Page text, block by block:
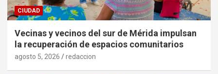
CIUDAD
Vecinas y vecinos del sur de Mérida impulsan
la recuperación de espacios comunitarios
agosto 5, 2026 redaccion